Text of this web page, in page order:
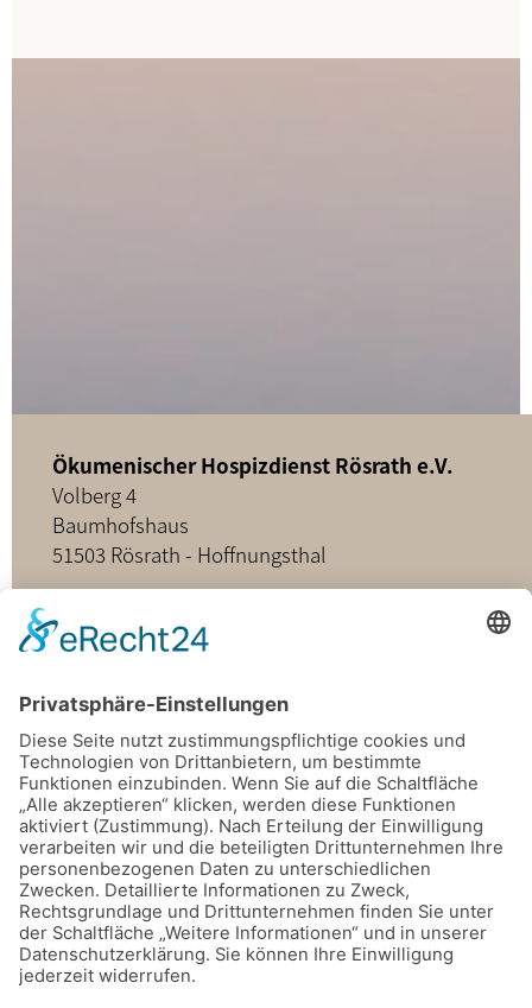
Ökumenischer Hospizdienst Rösrath e.V.
Volberg 4
Baumhofshaus
51503 Rösrath - Hoffnungsthal
02205 - 898349
buero@hospizdienst-roesrath.de
Home
Datenschutz
Impressum
Mitmachen
Satzung
Mitglied werden